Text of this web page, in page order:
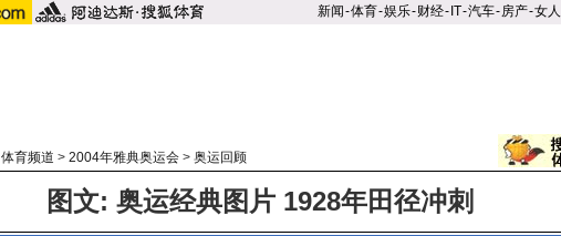
新闻-体育-娱乐-财经- IT-汽车-房产-女人
体育频道 > 2004年雅典奥运会 > 奥运回顾
图文: 奥运经典图片 1928年田径冲刺